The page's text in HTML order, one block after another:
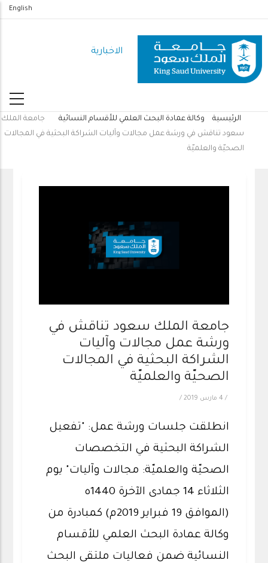
المحتوى
الرئيسي
English
الاخبارية
مسار
التنقل
الرئيسية وكالة عمادة البحث العلمي للأقسام النسائية
جامعة الملك
سعود تناقش في ورشة عمل مجالات وآليات الشراكة البحثية في المجالات
الصحيّة والعلميّة
جامعة الملك سعود تناقش في
ورشة عمل مجالات وآليات
الشراكة البحثية في المجالات
الصحيّة والعلميّة
/4 مارس 2019 /
انطلقت جلسات ورشة عمل: "تفعيل
الشراكة البحثية في التخصصات
الصحيّة والعلميّة: مجالات وآليات" يوم
الثلاثاء 14 جمادى الآخرة 1440ه
(الموافق 19 فبراير 2019م) كمبادرة من
وكالة عمادة البحث العلمي للأقسام
النسائية ضمن فعاليات ملتقى البحث